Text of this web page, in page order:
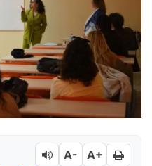
A- A+